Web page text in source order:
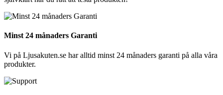
Minst 24 månaders Garanti
Vi på Ljusakuten.se har alltid minst 24 månaders garanti på alla våra
produkter.